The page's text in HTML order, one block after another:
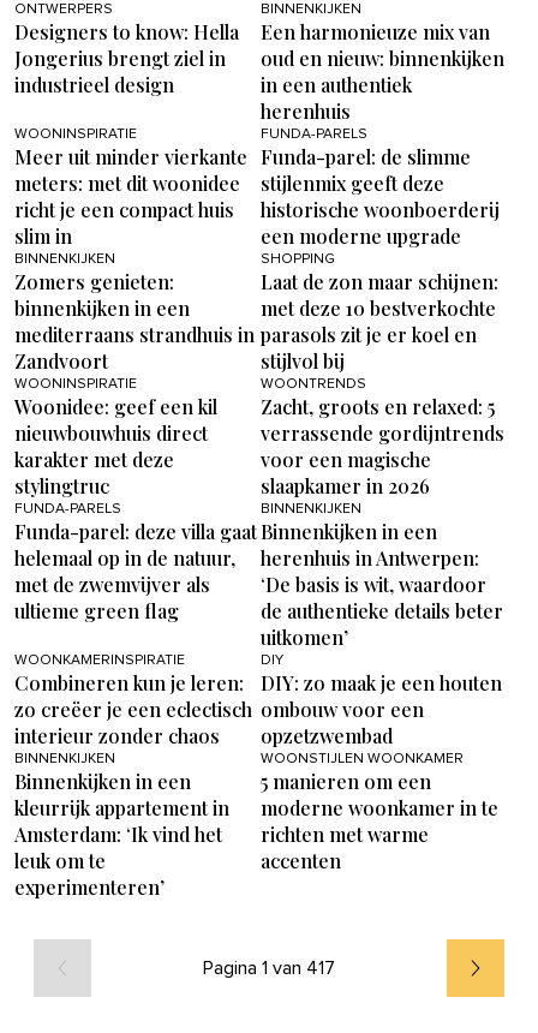
ONTWERPERS
Designers to know: Hella
Jongerius brengt ziel in
industrieel design
BINNENKIJKEN
Een harmonieuze mix van
oud en nieuw: binnenkijken
in een authentiek
herenhuis
WOONINSPIRATIE
Meer uit minder vierkante
meters: met dit woonidee
richt je een compact huis
slim in
FUNDA-PARELS
Funda-parel: de slimme
stijlenmix geeft deze
historische woonboerderij
een moderne upgrade
BINNENKIJKEN
Zomers genieten:
binnenkijken in een
mediterraans strandhuis in
Zandvoort
SHOPPING
Laat de zon maar schijnen:
met deze 10 bestverkochte
parasols zit je er koel en
stijlvol bij
WOONINSPIRATIE
Woonidee: geef een kil
nieuwbouwhuis direct
karakter met deze
stylingtruc
WOONTRENDS
Zacht, groots en relaxed: 5
verrassende gordijntrends
voor een magische
slaapkamer in 2026
FUNDA-PARELS
Funda-parel: deze villa gaat
helemaal op in de natuur,
met de zwemvijver als
ultieme green flag
BINNENKIJKEN
Binnenkijken in een
herenhuis in Antwerpen:
‘De basis is wit, waardoor
de authentieke details beter
uitkomen’
WOONKAMERINSPIRATIE
Combineren kun je leren:
zo creëer je een eclectisch
interieur zonder chaos
DIY
DIY: zo maak je een houten
ombouw voor een
opzetzwembad
BINNENKIJKEN
Binnenkijken in een
kleurrijk appartement in
Amsterdam: ‘Ik vind het
leuk om te
experimenteren’
WOONSTIJLEN WOONKAMER
5 manieren om een
moderne woonkamer in te
richten met warme
accenten
Pagina 1 van 417